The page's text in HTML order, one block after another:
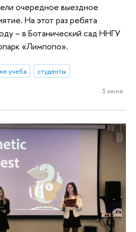
очередное выездное
На этот раз ребята
– в Ботанический сад ННГУ
«Лимпопо».
не учеба студенты
3 июня